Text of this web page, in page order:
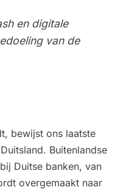
en digitale
van de
bewijst ons laatste
Buitenlandse
Duitse banken, van
overgemaakt naar